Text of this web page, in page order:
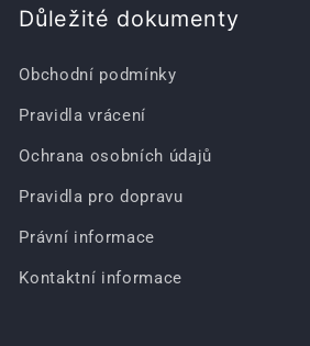
Důležité dokumenty
Obchodní podmínky
Pravidla vrácení
Ochrana osobních údajů
Pravidla pro dopravu
Právní informace
Kontaktní informace